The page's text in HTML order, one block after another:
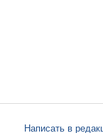
Написать в